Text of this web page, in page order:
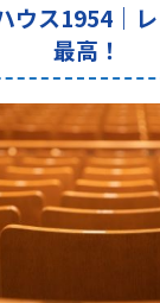
ウス1954｜
最高！